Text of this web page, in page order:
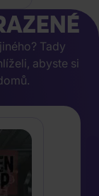
Tady
abyste si